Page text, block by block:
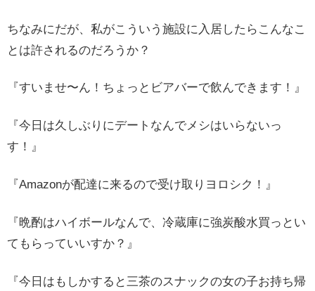
ちなみにだが、私がこういう施設に入居したらこんなこ
とは許されるのだろうか？
『すいませ〜ん！ちょっとビアバーで飲んできます！』
『今日は久しぶりにデートなんでメシはいらないっ
す！』
『Amazonが配達に来るので受け取りヨロシク！』
『晩酌はハイボールなんで、冷蔵庫に強炭酸水買っとい
てもらっていいすか？』
『今日はもしかすると三茶のスナックの女の子お持ち帰